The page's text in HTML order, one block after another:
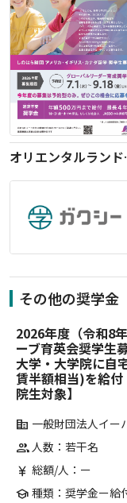
オリエン
その他の奨学金
2026年度（令和8
ーブ育英会奨学生
大学・大学院に自
賃半額相当)を給
院生対象】
corporate_fare 一般財団法人イー
group 人数：若干名
currency_yen 総額/人：ー
school 種類：奨学金ー給